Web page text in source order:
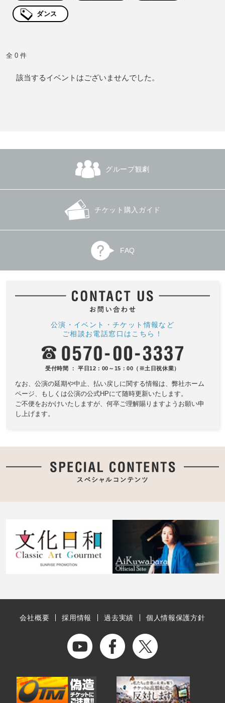
ダンス
全 0 件
該当するイベントはございませんでした。
グループ観劇
チケット購入ガイド
FAQ
公演・イベント・チケット情報など
ご相談お電話窓口はこちら！
受付時間 ： 平日12：00～15：00（※土日祝休業）
なお、公演の延期や中止、払い戻しに関する情報は、 弊社ホーム
ページ、もしくは公演の公式HPにて随時更新いたします。
ご不便をおかけいたしますが、何卒ご理解賜りますようお願い申
し上げます。
会社概要 採用情報 過去実績 個人情報保護方針